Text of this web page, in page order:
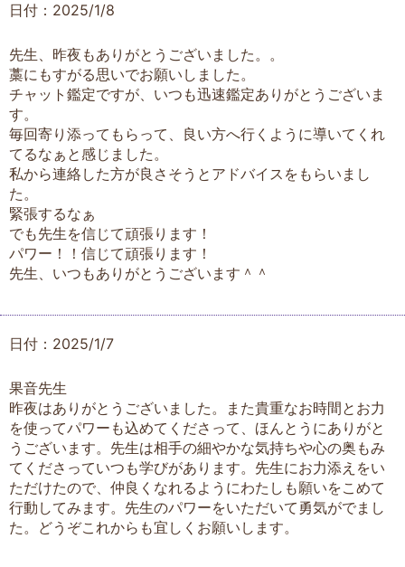
日付：2025/1/8
先生、昨夜もありがとうございました。。
藁にもすがる思いでお願いしました。
チャット鑑定ですが、いつも迅速鑑定ありがとうございま
す。
毎回寄り添ってもらって、良い方へ行くように導いてくれ
てるなぁと感じました。
私から連絡した方が良さそうとアドバイスをもらいまし
た。
緊張するなぁ
でも先生を信じて頑張ります！
パワー！！信じて頑張ります！
先生、いつもありがとうございます＾＾
日付：2025/1/7
果音先生
昨夜はありがとうございました。また貴重なお時間とお力
を使ってパワーも込めてくださって、ほんとうにありがと
うございます。先生は相手の細やかな気持ちや心の奥もみ
てくださっていつも学びがあります。先生にお力添えをい
ただけたので、仲良くなれるようにわたしも願いをこめて
行動してみます。先生のパワーをいただいて勇気がでまし
た。どうぞこれからも宜しくお願いします。